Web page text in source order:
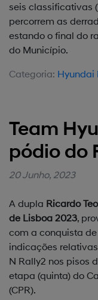
seis classificativas
percorrem as
estando o final do
do Município.
Categoria: Hyundai
Team
pódio do
20 Junho, 2023
A dupla Ricardo
de Lisboa 2023,
com a conquista
indicações
N Rally2 nos pisos
etapa (quinta) do
(CPR).